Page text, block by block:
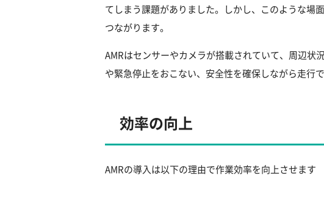
てしまう課題がありました。しかし、このような場
つながります。
AMRはセンサーやカメラが搭載されていて、周辺
や緊急停止をおこない、安全性を確保しながら走行で
効率の向上
AMRの導入は以下の理由で作業効率を向上させます